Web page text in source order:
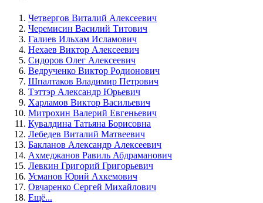
Четвергов Виталий Алексеевич
Черемисин Василий Титович
Галиев Ильхам Исламович
Нехаев Виктор Алексеевич
Сидоров Олег Алексеевич
Ведрученко Виктор Родионович
Шпалтаков Владимир Петрович
Тэттэр Александр Юрьевич
Харламов Виктор Васильевич
Митрохин Валерий Евгеньевич
Кувалдина Татьяна Борисовна
Лебедев Виталий Матвеевич
Бакланов Александр Алексеевич
Ахмеджанов Равиль Абдраманович
Левкин Григорий Григорьевич
Усманов Юрий Ахкемович
Овчаренко Сергей Михайлович
Ещё...